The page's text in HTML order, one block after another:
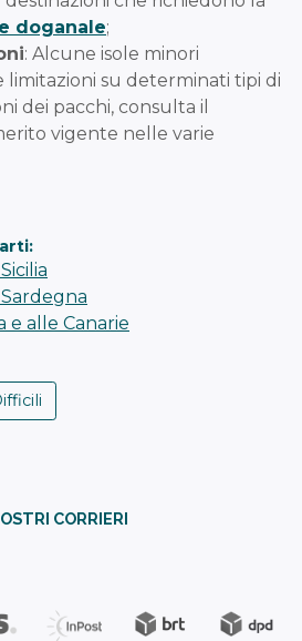
doganale;
: Alcune isole minori
su determinati tipi di
dei pacchi, consulta il
vigente nelle varie
e alle Canarie
CORRIERI